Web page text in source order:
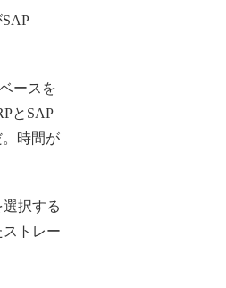
ースを
とSAP
時間が
択する
トレー